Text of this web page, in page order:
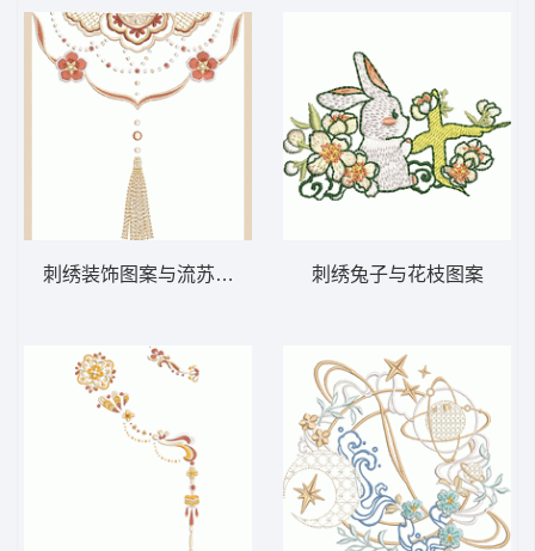
刺绣装饰图案与流苏吊坠 刺绣兔子与花枝图案